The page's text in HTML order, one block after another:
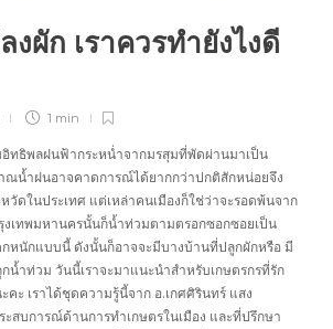
ผัก เราควรทำยังไงดี
1 min
อิทธิพลฝนฟ้ากระหน่ำจากมรสุมที่พัดผ่านมาเป็น
ณน้ำฝนอาจคาดการณ์ได้ยากกว่าปกติสักหน่อยจึง
ดในประเทศ แต่เหล่าคนเมืองก็ใช่ว่าจะรอดพ้นจาก
งเทพมหานครนั้นก็น้ำท่วมตามตรอกซอกซอยเป็น
หนักแบบนี้ ดังนั้นก็อาจจะมีบางบ้านที่ปลูกผักหรือ มี
น้ำท่วม วันนี้เราจะมาแนะนำสำหรับเกษตรกรที่รัก
คะ เราได้ชุดความรู้นี้จาก อ.เกศศิรินทร์ แสง
สบการณ์ด้านการทำเกษตรในเมือง และที่ปรึกษา